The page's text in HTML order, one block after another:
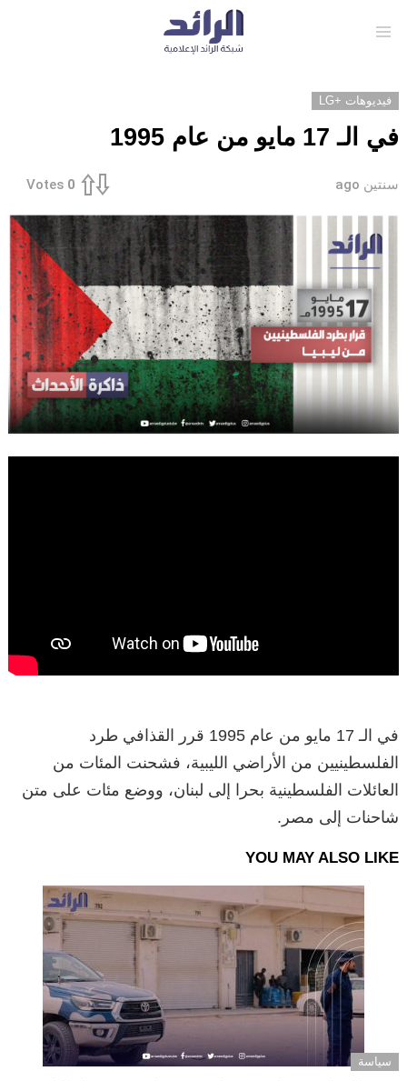
فيديوهات +LG
في الـ 17 مايو من عام 1995
سنتين ago 0
Votes
في الـ 17 مايو من عام 1995 قرر القذافي طرد
الفلسطينيين من الأراضي الليبية، فشحنت المئات من
العائلات الفلسطينية بحرا إلى لبنان، ووضع مئات على متن
شاحنات إلى مصر.
YOU MAY ALSO LIKE
سياسة